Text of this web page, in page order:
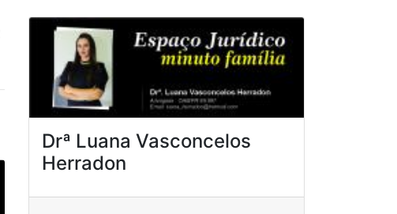
Drª Luana Vasconcelos
Herradon